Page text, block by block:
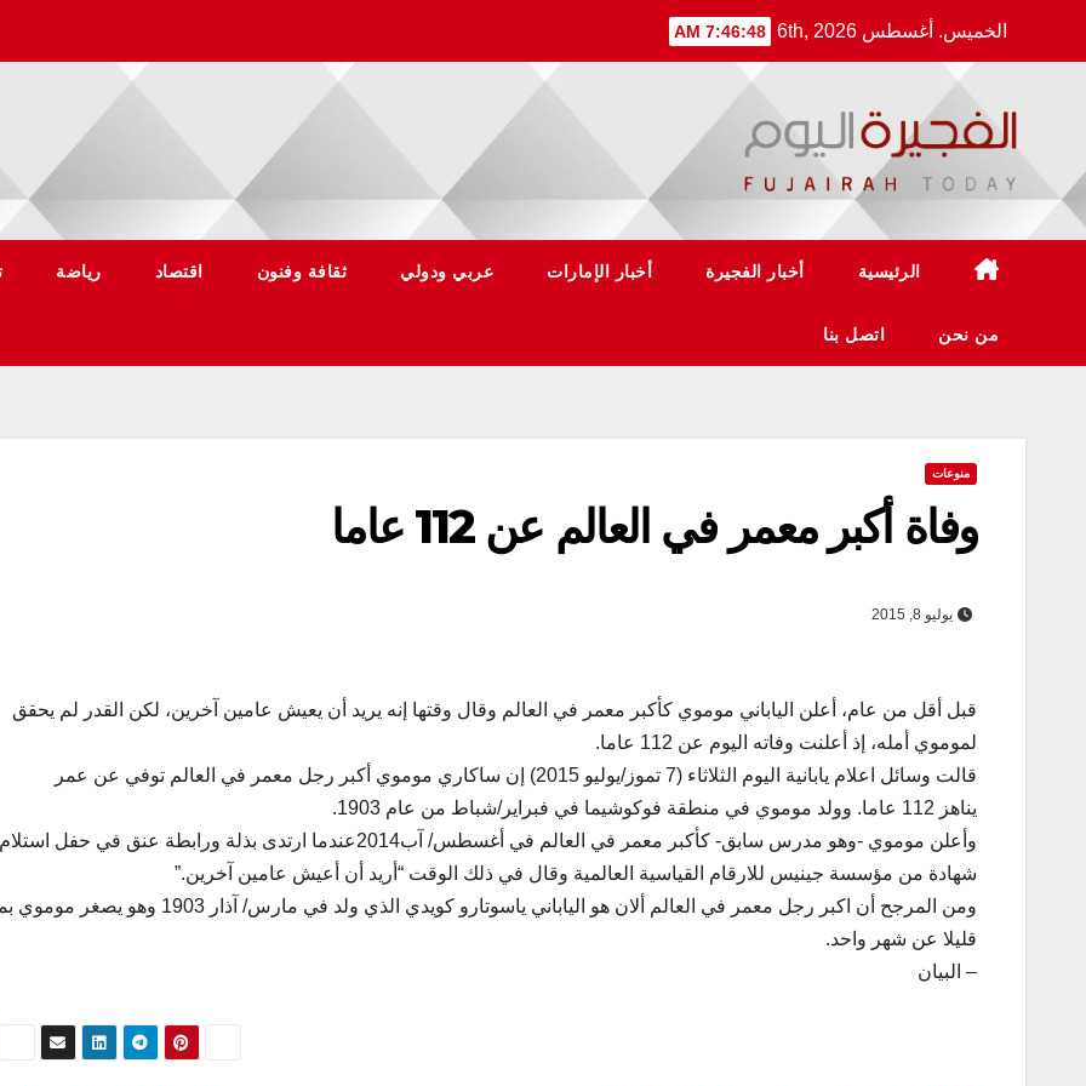
الخميس. أغسطس 6th, 2026 7:46:48 AM
الرئيسية أخبار الفجيرة أخبار الإمارات عربي ودولي ثقافة وفنون اقتصاد رياضة
من نحن اتصل بنا
منوعات
وفاة أكبر معمر في العالم عن 112 عاما
يوليو 8, 2015
قبل أقل من عام، أعلن الياباني موموي كأكبر معمر في العالم وقال وقتها إنه يريد أن يعيش عامين آخرين، لكن القدر لم يحقق
لموموي أمله، إذ أعلنت وفاته اليوم عن 112 عاما.
قالت وسائل اعلام يابانية اليوم الثلاثاء (7 تموز/يوليو 2015) إن ساكاري موموي أكبر رجل معمر في العالم توفي عن عمر
يناهز 112 عاما. وولد موموي في منطقة فوكوشيما في فبراير/شباط من عام 1903.
وأعلن موموي -وهو مدرس سابق- كأكبر معمر في العالم في أغسطس/ آب2014عندما ارتدى بذلة ورابطة عنق في حفل استلام
شهادة من مؤسسة جينيس للارقام القياسية العالمية وقال في ذلك الوقت “أريد أن أعيش عامين آخرين.”
ومن المرجح أن اكبر رجل معمر في العالم ألان هو الياباني ياسوتارو كويدي الذي ولد في مارس/ آذار
قليلا عن شهر واحد.
– البيان